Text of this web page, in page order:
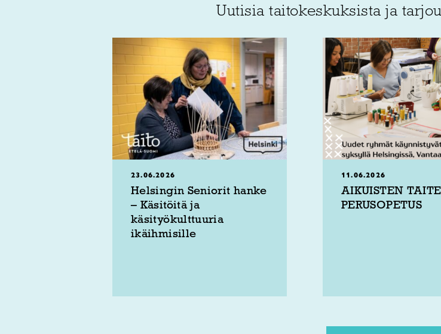
Uutisia taitokeskuksista ja
23.06.2026
Helsingin Seniorit hanke
– Käsitöitä ja
käsityökulttuuria
ikäihmisille
11.06.2026
AIKUISTEN
PERUSOPETUS